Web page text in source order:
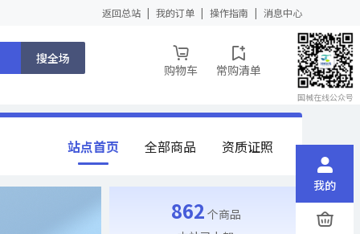
返回总站 我的订单 操作指南 消息中心
搜全场
购物车 常购清单
国械在线公众号
站点首页 全部商品 资质证照
862 个商品
我的